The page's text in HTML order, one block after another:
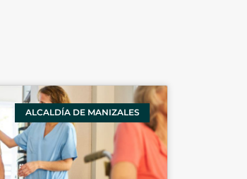
ALCALDÍA DE MANIZALES